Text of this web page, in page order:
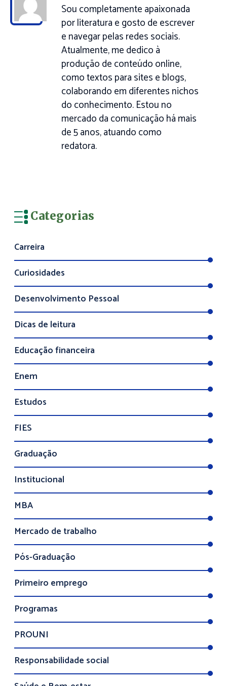
Sou completamente apaixonada
por literatura e gosto de escrever
e navegar pelas redes sociais.
Atualmente, me dedico à
produção de conteúdo online,
como textos para sites e blogs,
colaborando em diferentes nichos
do conhecimento. Estou no
mercado da comunicação há mais
de 5 anos, atuando como
redatora.
Categorias
Carreira
Curiosidades
Desenvolvimento Pessoal
Dicas de leitura
Educação financeira
Enem
Estudos
FIES
Graduação
Institucional
MBA
Mercado de trabalho
Pós-Graduação
Primeiro emprego
Programas
PROUNI
Responsabilidade social